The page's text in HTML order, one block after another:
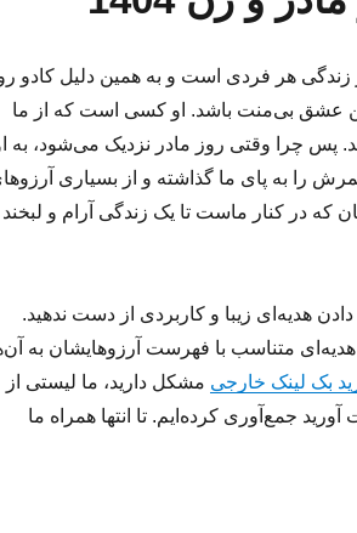
هر فردی است و به همین دلیل کادو
این عشق بی‌منت باشد. او کسی است که از ما
پس چرا وقتی روز مادر نزدیک می‌شود، به
را به پای ما گذاشته و از بسیاری
که در کنار ماست تا یک زندگی آرام و لبخند
هدیه‌ای زیبا و کاربردی از دست ندهید.
هدیه‌ای متناسب با فهرست آرزوهایشان به
بک لینک خارجی مشکل دارید، ما لیستی از
جمع‌آوری کرده‌ایم. تا انتها همراه ما